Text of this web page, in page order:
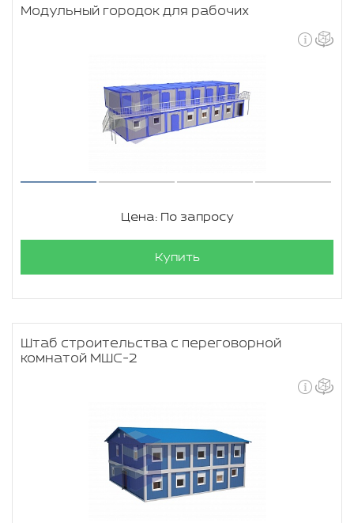
Модульный городок для рабочих
Цена: По запросу
Купить
Штаб строительства с переговорной
комнатой МШС-2